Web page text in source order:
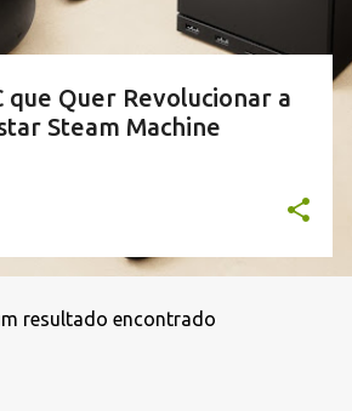
que Quer Revolucionar a
Steam Machine
resultado encontrado